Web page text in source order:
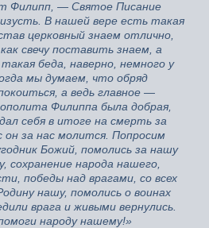
Филипп, — Святое Писание
В нашей вере есть такая
церковный знаем отлично,
свечу поставить знаем, а
беда, наверно, немного у
мы думаем, что обряд
а ведь главное —
Филиппа была добрая,
себя в итоге на смерть за
он за нас молится. Попросим
Божий, помолись за нашу
сохранение народа нашего,
победы над врагами, со всех
нашу, помолись о воинах
врага и живыми вернулись.
народу нашему!»